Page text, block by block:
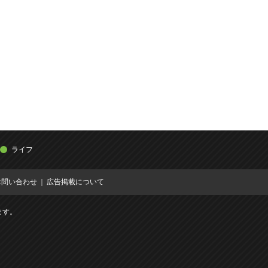
ライフ
い合わせ 広告掲載について
。